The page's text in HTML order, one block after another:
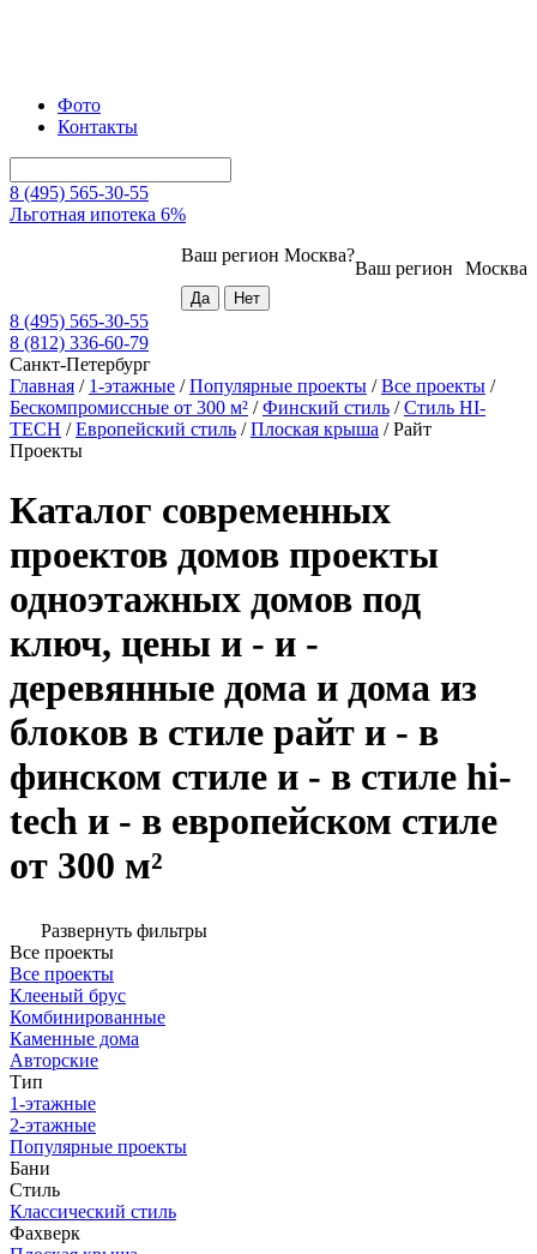
Фото
Контакты
8 (495) 565-30-55
Льготная ипотека 6%
Москва
Ваш регион
Ваш регион Москва?
8 (495) 565-30-55
8 (812) 336-60-79
Санкт-Петербург
Главная / 1-этажные /Популярные проекты /Все проекты /
Бескомпромиссные от 300 м² /Финский стиль /Стиль HI-
TECH /Европейский стиль /Плоская крыша /Райт
Проекты
Каталог современных
проектов домов проекты
одноэтажных домов под
ключ, цены и - и -
деревянные дома и дома из
блоков в стиле райт и - в
финском стиле и - в стиле hi-
tech и - в европейском стиле
от 300 м²
Развернуть фильтры
Все проекты
Все проекты
Клееный брус
Комбинированные
Каменные дома
Авторские
Тип
1-этажные
2-этажные
Популярные проекты
Бани
Стиль
Классический стиль
Фахверк